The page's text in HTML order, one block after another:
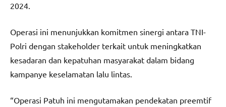
2024.
Operasi ini menunjukkan komitmen sinergi antara TNI-
Polri dengan stakeholder terkait untuk meningkatkan
kesadaran dan kepatuhan masyarakat dalam bidang
kampanye keselamatan lalu lintas.
“Operasi Patuh ini mengutamakan pendekatan preemtif